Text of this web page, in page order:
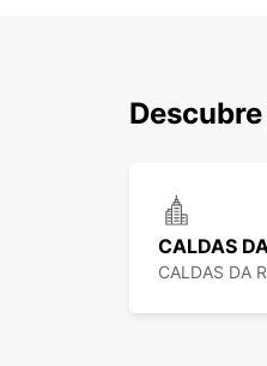
CALDAS
CALDAS DA